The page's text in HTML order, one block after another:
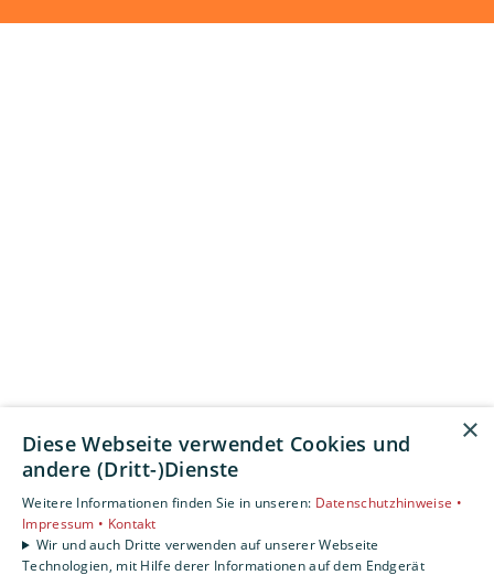
×
Diese Webseite verwendet Cookies und
andere (Dritt-)Dienste
Weitere Informationen finden Sie in unseren: Datenschutzhinweise •
Impressum • Kontakt
Wir und auch Dritte verwenden auf unserer Webseite
Technologien, mit Hilfe derer Informationen auf dem Endgerät